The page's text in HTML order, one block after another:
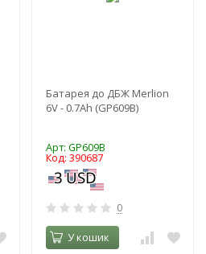
Батарея до ДБЖ Merlion
6V - 0.7Ah (GP609B)
Арт: GP609B
Код: 390687
0
У кошик